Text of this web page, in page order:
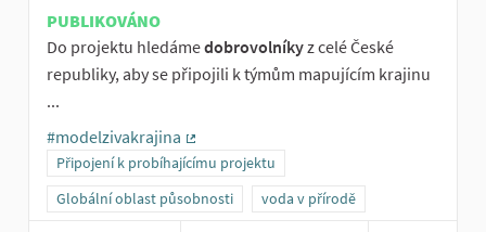
PUBLIKOVÁNO
Do projektu hledámedobrovolníkyz celé České
republiky, aby se připojili k týmům mapujícím krajinu
...
#modelzivakrajina
(Externí odkaz)
Připojení k probíhajícímu projektu
Globální oblast působnosti
voda v přírodě